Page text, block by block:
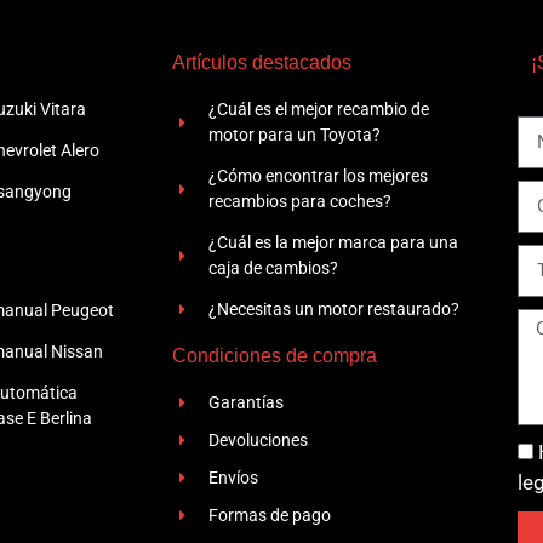
Vitara
Alero
Peugeot
Nissan
E Berlina
Artículos destacados
¿Cuál es el mejor recambio de
motor para un Toyota?
¿Cómo encontrar los mejores
recambios para coches?
¿Cuál es la mejor marca para una
caja de cambios?
¿Necesitas un motor restaurado?
Condiciones de compra
Garantías
Devoluciones
Envíos
Formas de pago